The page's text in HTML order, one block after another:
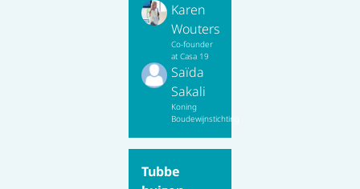
Karen
Wouters
Co-founder
at Casa 19
Saïda
Sakali
Koning
Boudewijnstichting
Tubbe